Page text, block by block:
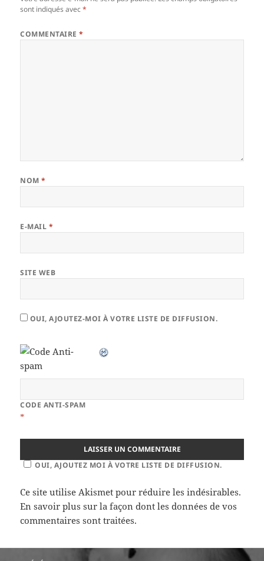
sont indiqués avec*
COMMENTAIRE*
NOM*
E-MAIL *
SITE WEB
OUI, AJOUTEZ-MOI À VOTRE LISTE DE DIFFUSION.
CODE ANTI-SPAM
*
OUI, AJOUTEZ MOI À VOTRE LISTE DE DIFFUSION.
Ce site utilise Akismet pour réduire les indésirables.
En savoir plus sur la façon dont les données de vos
commentaires sont traitées.